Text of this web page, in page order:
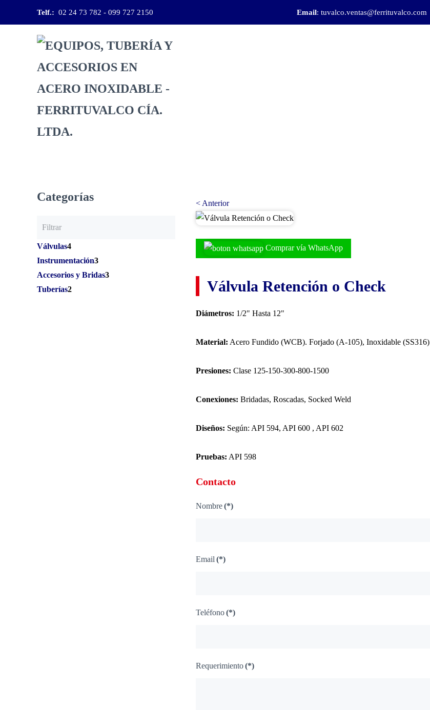
Telf.: 02 24 73 782 - 099 727 2150 Email: tuvalco.ventas@ferrituvalco.com
< Anterior
Comprar vía WhatsApp
Válvula Retención o Check
Diámetros: 1/2" Hasta 12"
Material: Acero Fundido (WCB). Forjado (A-105), Inoxidable (SS316)
Presiones: Clase 125-150-300-800-1500
Conexiones: Bridadas, Roscadas, Socked Weld
Diseños: Según: API 594, API 600 , API 602
Pruebas: API 598
Contacto
Nombre(*)
Email (*)
Teléfono(*)
Requerimiento(*)
Categorías
Válvulas4
Instrumentación3
Accesorios y Bridas3
Tuberías2